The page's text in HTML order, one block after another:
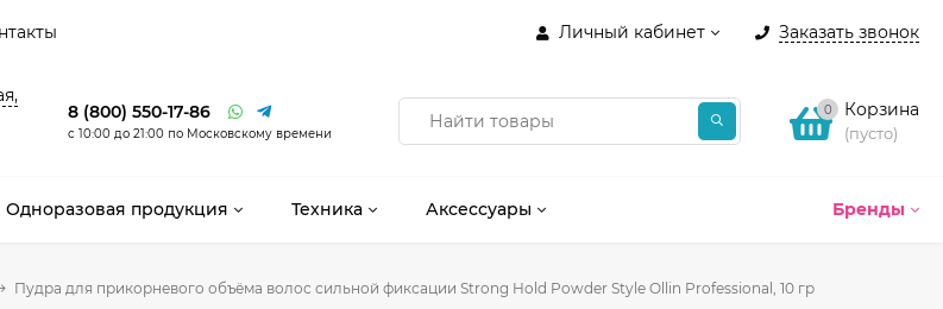
Личный кабинет Заказать звонок
8 (800) 550-17-86
с 10:00 до 21:00 по Московскому времени
0 Корзина
(пусто)
Бренды
Одноразовая продукция Техника Аксессуары
Пудра для прикорневого объёма волос сильной фиксации Strong Hold Powder Style Ollin Professional, 10 гр